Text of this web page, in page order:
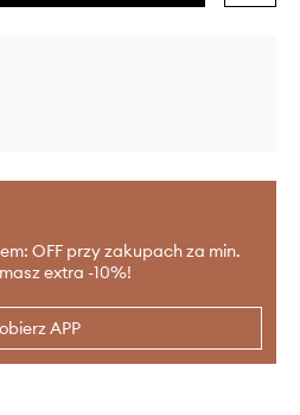
OFF przy zakupach za min.
extra -10%!
APP